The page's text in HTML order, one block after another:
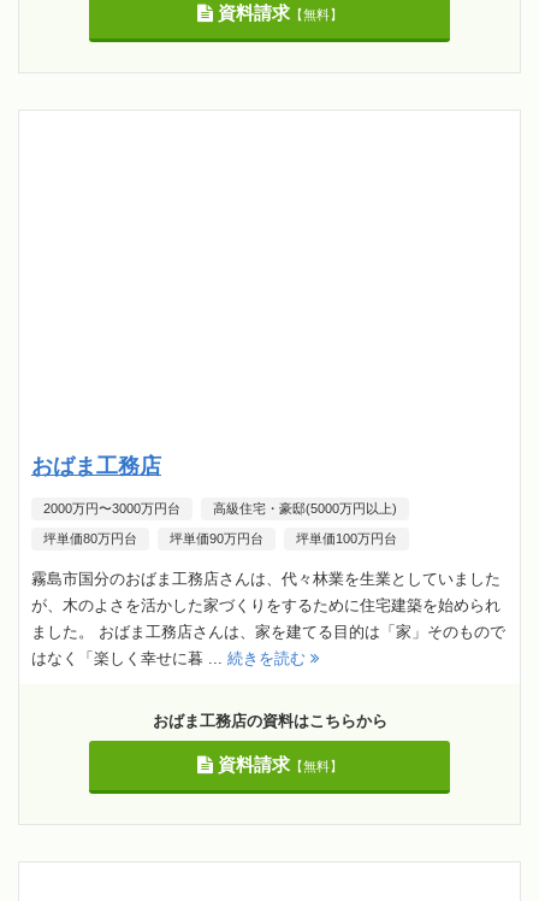
資料請求【無料】
おばま工務店
2000万円〜3000万円台 高級住宅・豪邸(5000万円以上)
坪単価80万円台 坪単価90万円台 坪単価100万円台
霧島市国分のおばま工務店さんは、代々林業を生業としていました
が、木のよさを活かした家づくりをするために住宅建築を始められ
ました。 おばま工務店さんは、家を建てる目的は「家」そのもので
はなく「楽しく幸せに暮 ... 続きを読む
おばま工務店の資料はこちらから
資料請求【無料】